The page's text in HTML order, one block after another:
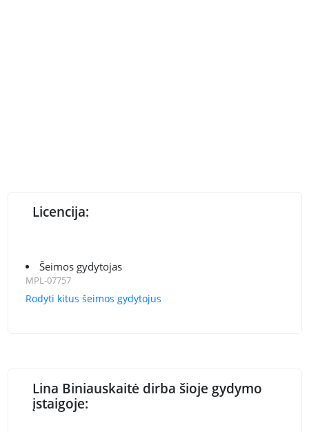
Licencija:
Šeimos gydytojas
MPL-07757
Rodyti kitus šeimos gydytojus
Lina Biniauskaitė dirba šioje gydymo
įstaigoje: